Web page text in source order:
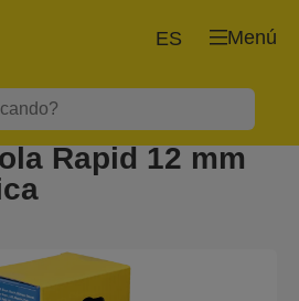
Menú
ES
Rapid 12 mm